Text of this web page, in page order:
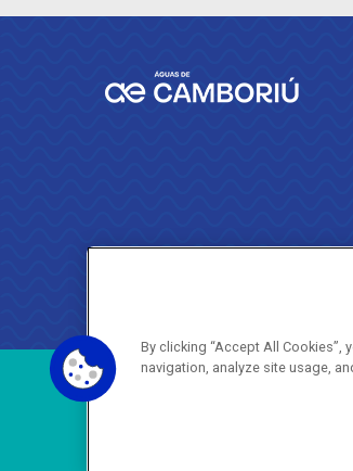
By clicking “Accept All
navigation, analyze site usage,